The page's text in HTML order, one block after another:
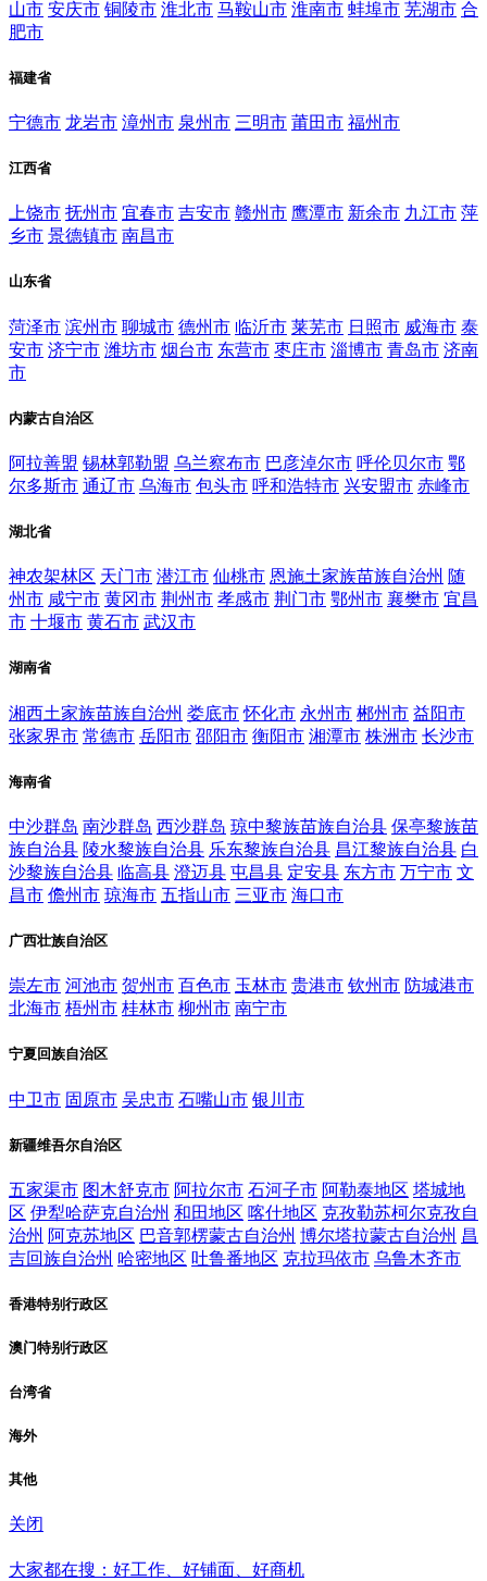
山市 安庆市 铜陵市 淮北市 马鞍山市 淮南市 蚌埠市 芜湖市 合
肥市
福建省
宁德市 龙岩市 漳州市 泉州市 三明市 莆田市 福州市
江西省
上饶市 抚州市 宜春市 吉安市 赣州市 鹰潭市 新余市 九江市 萍
乡市 景德镇市 南昌市
山东省
菏泽市 滨州市 聊城市 德州市 临沂市 莱芜市 日照市 威海市 泰
安市 济宁市 潍坊市 烟台市 东营市 枣庄市 淄博市 青岛市 济南
市
内蒙古自治区
阿拉善盟 锡林郭勒盟 乌兰察布市 巴彦淖尔市 呼伦贝尔市 鄂
尔多斯市 通辽市 乌海市 包头市 呼和浩特市 兴安盟市 赤峰市
湖北省
神农架林区 天门市 潜江市 仙桃市 恩施土家族苗族自治州 随
州市 咸宁市 黄冈市 荆州市 孝感市 荆门市 鄂州市 襄樊市 宜昌
市 十堰市 黄石市 武汉市
湖南省
湘西土家族苗族自治州 娄底市 怀化市 永州市 郴州市 益阳市
张家界市 常德市 岳阳市 邵阳市 衡阳市 湘潭市 株洲市 长沙市
海南省
中沙群岛 南沙群岛 西沙群岛 琼中黎族苗族自治县 保亭黎族苗
族自治县 陵水黎族自治县 乐东黎族自治县 昌江黎族自治县 白
沙黎族自治县 临高县 澄迈县 屯昌县 定安县 东方市 万宁市 文
昌市 儋州市 琼海市 五指山市 三亚市 海口市
广西壮族自治区
崇左市 河池市 贺州市 百色市 玉林市 贵港市 钦州市 防城港市
北海市 梧州市 桂林市 柳州市 南宁市
宁夏回族自治区
中卫市 固原市 吴忠市 石嘴山市 银川市
新疆维吾尔自治区
五家渠市 图木舒克市 阿拉尔市 石河子市 阿勒泰地区 塔城地
区 伊犁哈萨克自治州 和田地区 喀什地区 克孜勒苏柯尔克孜自
治州 阿克苏地区 巴音郭楞蒙古自治州 博尔塔拉蒙古自治州 昌
吉回族自治州 哈密地区 吐鲁番地区 克拉玛依市 乌鲁木齐市
香港特别行政区
澳门特别行政区
台湾省
海外
其他
关闭
大家都在搜：好工作、好铺面、好商机